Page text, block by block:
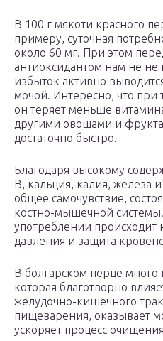
В 100 г мякоти красного
примеру, суточная
около 60 мг. При этом
антиоксидантом нам не не
избыток активно
мочой. Интересно, что при
он теряет меньше
другими овощами и
достаточно быстро.
Благодаря высокому
В, кальция, калия, железа
общее самочувствие,
костно-мышечной
употреблении происходит
давления и защита
В болгарском перце много
которая благотворно
желудочно-кишечного
пищеварения, оказывает
ускоряет процесс